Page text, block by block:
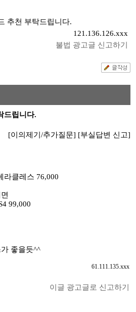
추천 부탁드립니다.
121.136.126.xxx
불법 광고글 신고하기
드립니다.
[이의제기/추가질문] [부실답변 신고]
라클레스 76,000
99,000
좋을듯^^
61.111.135.xxx
이글 광고글로 신고하기